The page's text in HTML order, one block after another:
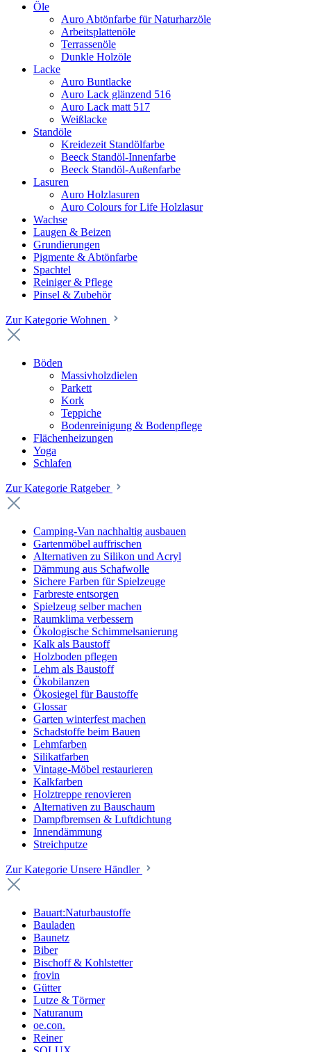
Öle
Auro Abtönfarbe für Naturharzöle
Arbeitsplattenöle
Terrassenöle
Dunkle Holzöle
Lacke
Auro Buntlacke
Auro Lack glänzend 516
Auro Lack matt 517
Weißlacke
Standöle
Kreidezeit Standölfarbe
Beeck Standöl-Innenfarbe
Beeck Standöl-Außenfarbe
Lasuren
Auro Holzlasuren
Auro Colours for Life Holzlasur
Wachse
Laugen & Beizen
Grundierungen
Pigmente & Abtönfarbe
Spachtel
Reiniger & Pflege
Pinsel & Zubehör
Zur Kategorie Wohnen
Böden
Massivholzdielen
Parkett
Kork
Teppiche
Bodenreinigung & Bodenpflege
Flächenheizungen
Yoga
Schlafen
Zur Kategorie Ratgeber
Camping-Van nachhaltig ausbauen
Gartenmöbel auffrischen
Alternativen zu Silikon und Acryl
Dämmung aus Schafwolle
Sichere Farben für Spielzeuge
Farbreste entsorgen
Spielzeug selber machen
Raumklima verbessern
Ökologische Schimmelsanierung
Kalk als Baustoff
Holzboden pflegen
Lehm als Baustoff
Ökobilanzen
Ökosiegel für Baustoffe
Glossar
Garten winterfest machen
Schadstoffe beim Bauen
Lehmfarben
Silikatfarben
Vintage-Möbel restaurieren
Kalkfarben
Holztreppe renovieren
Alternativen zu Bauschaum
Dampfbremsen & Luftdichtung
Innendämmung
Streichputze
Zur Kategorie Unsere Händler
Bauart:Naturbaustoffe
Bauladen
Baunetz
Biber
Bischoff & Kohlstetter
frovin
Gütter
Lutze & Törmer
Naturanum
oe.con.
Reiner